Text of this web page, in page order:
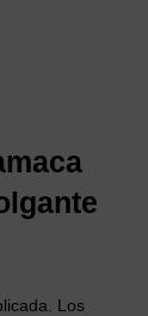
Los